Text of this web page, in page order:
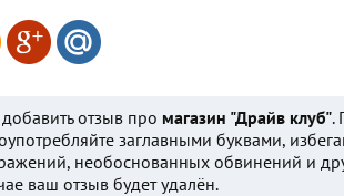
отзыв про магазин "Драйв клуб".
заглавными буквами,
необоснованных обвинений и
ваш отзыв будет удалён.